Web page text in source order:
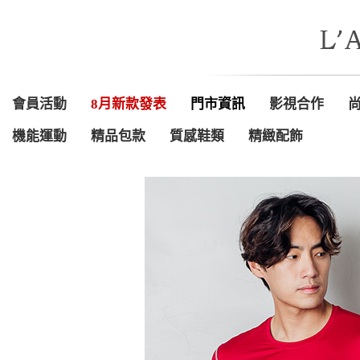
會員活動 8月新款發表 門市資訊 影視合作
機能運動 精品包款 質感鞋類 精緻配飾